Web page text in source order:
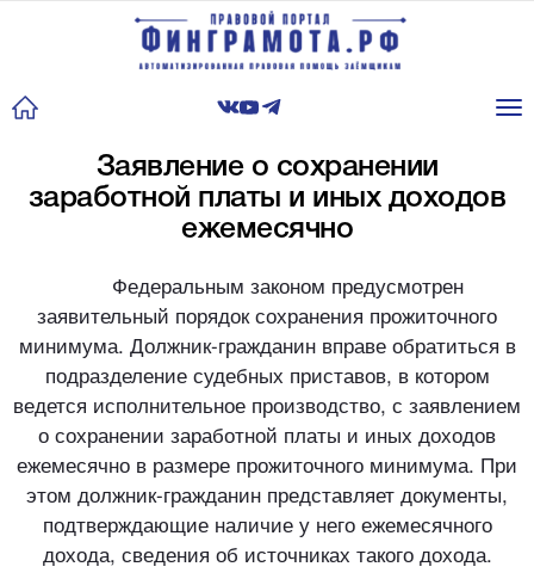
Заявление о сохранении
заработной платы и иных доходов
ежемесячно
Федеральным законом предусмотрен
заявительный порядок сохранения прожиточного
минимума. Должник-гражданин вправе обратиться в
подразделение судебных приставов, в котором
ведется исполнительное производство, с заявлением
о сохранении заработной платы и иных доходов
ежемесячно в размере прожиточного минимума. При
этом должник-гражданин представляет документы,
подтверждающие наличие у него ежемесячного
дохода, сведения об источниках такого дохода.